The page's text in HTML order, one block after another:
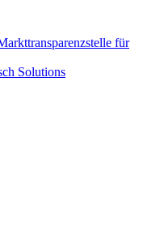
für
Solutions